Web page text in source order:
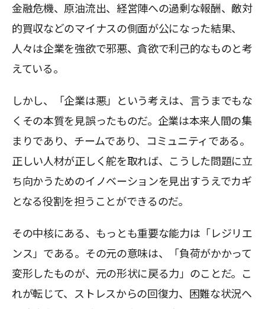
金融危機、原油流出、経営陣への過剰な報酬、敵対
的買収などのマイナスの側面が公になった結果、
人々は企業を強欲で邪悪、貪欲で利己的なものと考
えている。
しかし、「企業は悪」という考えは、言うまでもな
くその本質を見誤ったものだ。企業は本来人間の集
まりであり、チームであり、コミュニティである。
正しい人材が正しく舵を取れば、こうした問題に立
ち向かうためのイノベーションを見出すうえでカギ
となる役割を担うことができるのだ。
その中核にある、もっとも重要な能力は「レジリエ
ンス」である。その元の意味は、「負荷がかかって
変形したものが、元の形状に戻る力」のことだ。こ
れが転じて、ストレスからの回復力、困難な状況へ